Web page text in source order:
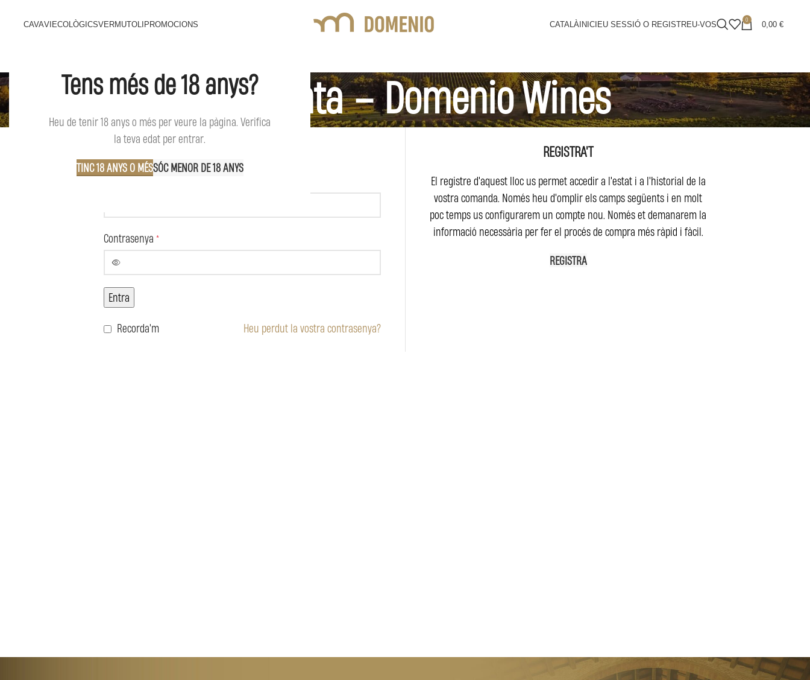
Tens més de 18 anys?
Heu de tenir 18 anys o més per veure la pàgina. Verifica
la teva edat per entrar.
TINC 18 ANYS O MÉSSÓC MENOR DE 18 ANYS
CAVAVIECOLÒGICSVERMUTOLIPROMOCIONS CATALÀINICIEU SESSIÓ O REGISTREU-VOS 0 0,00€
Mi cuenta – Domenio Wines
Nom d'usuari o adreça electrònica
Contrasenya *
Entra
Heu perdut la vostra contrasenya?
Recorda'm
REGISTRA'T
El registre d'aquest lloc us permet accedir a l'estat i a l'historial de la
vostra comanda. Només heu d'omplir els camps següents i en molt
poc temps us configurarem un compte nou. Només et demanarem la
informació necessària per fer el procés de compra més ràpid i fàcil.
REGISTRA